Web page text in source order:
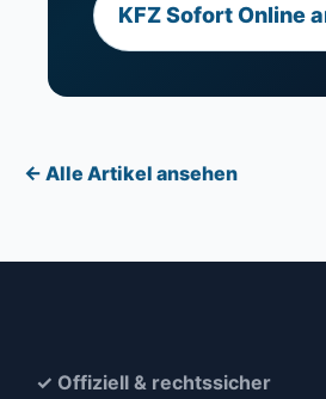
KFZ Sofort Online
← Alle Artikel ansehen
✓ Offiziell & rechtssicher